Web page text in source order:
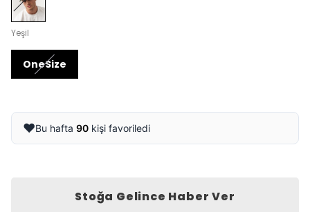
Yeşil
OneSize
❤️Bu hafta 90 kişi favoriledi
Stoğa Gelince Haber Ver